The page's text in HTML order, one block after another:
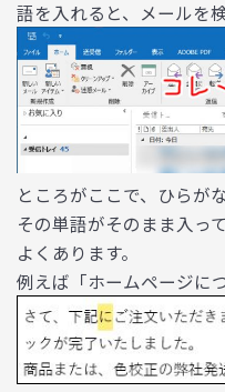
語を入れると、メールを
ところがここで、ひらが
その単語がそのまま入っ
よくあります。
例えば「ホームページに